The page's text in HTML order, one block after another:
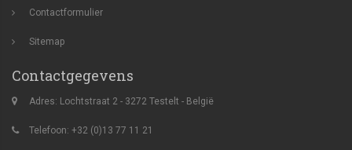
Contactformulier
Sitemap
Contactgegevens
Adres: Lochtstraat 2 - 3272 Testelt - België
Telefoon: +32 (0)13 77 11 21